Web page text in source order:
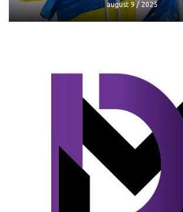
august 9 / 2025
Mai puțini bani pentru
partea UE: „Nu toate